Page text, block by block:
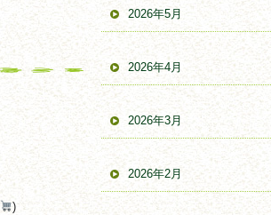
)
2026年5月
2026年4月
2026年3月
2026年2月